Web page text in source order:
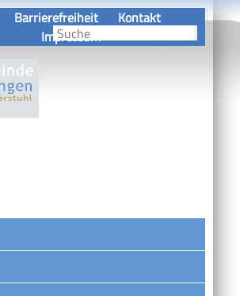
Barrierefreiheit
Kontakt
Impressum